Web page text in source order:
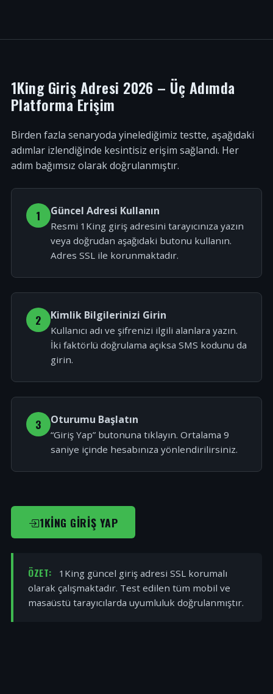
1King Giriş Adresi 2026 – Üç Adımda
Platforma Erişim
Birden fazla senaryoda yinelediğimiz testte, aşağıdaki
adımlar izlendiğinde kesintisiz erişim sağlandı. Her
adım bağımsız olarak doğrulanmıştır.
1 Güncel Adresi Kullanın
Resmi 1King giriş adresini tarayıcınıza yazın
veya doğrudan aşağıdaki butonu kullanın.
Adres SSL ile korunmaktadır.
2 Kimlik Bilgilerinizi Girin
Kullanıcı adı ve şifrenizi ilgili alanlara yazın.
İki faktörlü doğrulama açıksa SMS kodunu da
girin.
3 Oturumu Başlatın
“Giriş Yap” butonuna tıklayın. Ortalama 9
saniye içinde hesabınıza yönlendirilirsiniz.
1KING GIRIŞ YAP
ÖZET:
1King güncel giriş adresi SSL korumalı
olarak çalışmaktadır. Test edilen tüm mobil ve
masaüstü tarayıcılarda uyumluluk doğrulanmıştır.